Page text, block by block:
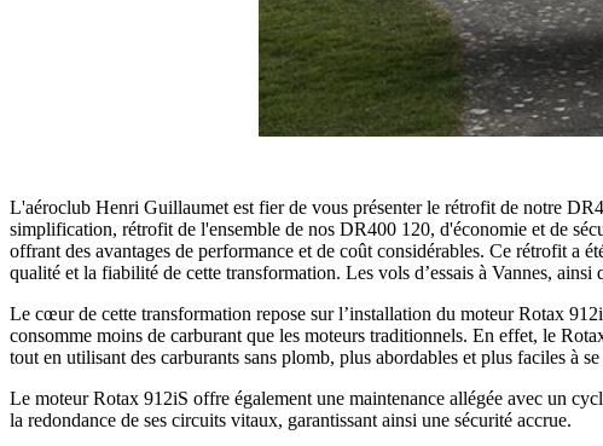
L'aéroclub Henri Guillaumet est fier de vous présenter le rétrofit de notre
simplification, rétrofit de l'ensemble de nos DR400 120, d'économie et de
offrant des avantages de performance et de coût considérables. Ce rétrofit a
qualité et la fiabilité de cette transformation. Les vols d’essais à Vannes,
Le cœur de cette transformation repose sur l’installation du moteur Rotax
consomme moins de carburant que les moteurs traditionnels. En effet, le
tout en utilisant des carburants sans plomb, plus abordables et plus faciles à
Le moteur Rotax 912iS offre également une maintenance allégée avec un
la redondance de ses circuits vitaux, garantissant ainsi une sécurité accrue.